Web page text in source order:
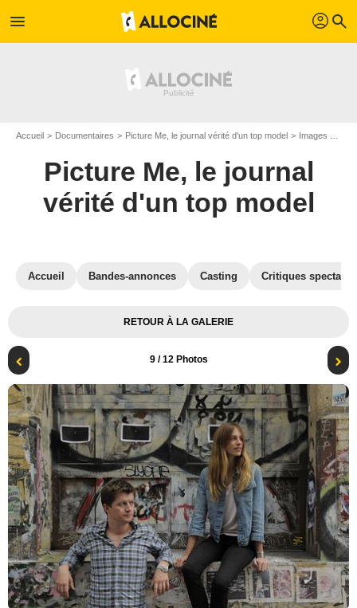
menu profil search
Accueil Documentaires Picture Me, le journal vérité d'un top model Images du documentaire Picture Me, le journal vérité d'un top model
Picture Me, le journal
vérité d'un top model
Accueil Bandes-annonces Casting Critiques
RETOUR À LA GALERIE
9/ 12 Photos